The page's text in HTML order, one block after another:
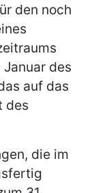
den noch
des
auf das
des
die im